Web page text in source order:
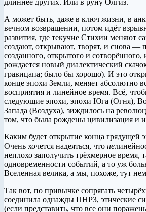
длиннее других. Или в руну Олгиз.
А может быть, даже в ключ жизни, в
вечном возвращении, потом идёт
развития, где текучие Стихии меняют
создают, открывают, творят, и снова —
созданного, открытого и сотворённого,
рождается новый диалектический
гравицапа; было бы хорошо). И это
конце эпохи Земли, меняет абсолютно
восприятия и линейное время. Всё,
следующие эпохи, эпохи Юга (Огня),
Запада (Воздуха), зиждилось на
том, что была рождены цивилизация и
Каким будет открытие конца грядущей
Очень хочется надеяться, что не
неплохо заполучить трёхмерное
одновременности событий, а то уж
Вселенная велика, а мы, похоже, тут
Так вот, по привычке сопрягать
соединила однажды ПНРЗ, этические
(если представить, что все они